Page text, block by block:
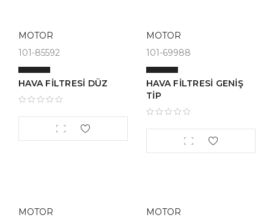
MOTOR
101-85592
HAVA FİLTRESİ DÜZ
MOTOR
101-69988
HAVA FİLTRESİ GENİŞ
TİP
MOTOR
MOTOR